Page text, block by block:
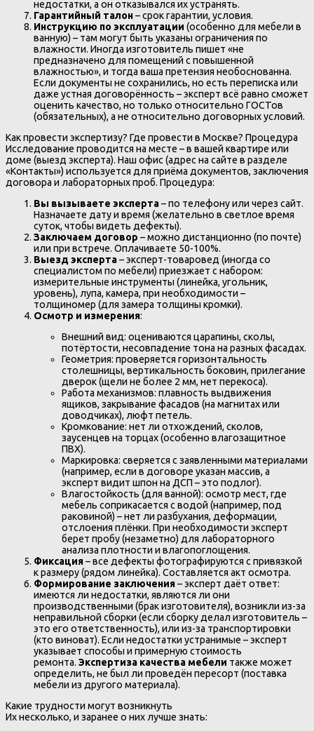
недостатки, а он отказывался их устранять.
Гарантийный талон– срок гарантии, условия.
Инструкцию по эксплуатации (особенно для мебели в
ванную) – там могут быть указаны ограничения по
влажности. Иногда изготовитель пишет «не
предназначено для помещений с повышенной
влажностью», и тогда ваша претензия необоснованна.
Если документы не сохранились, но есть переписка или
даже устная договорённость – эксперт всё равно сможет
оценить качество, но только относительно ГОСТов
(обязательных), а не относительно договорных условий.
Как провести экспертизу? Где провести в Москве? Процедура
Исследование проводится на месте – в вашей квартире или
доме (выезд эксперта). Наш офис (адрес на сайте в разделе
«Контакты») используется для приёма документов, заключения
договора и лабораторных проб. Процедура:
Вы вызываете эксперта– по телефону или через сайт.
Назначаете дату и время (желательно в светлое время
суток, чтобы видеть дефекты).
Заключаем договор – можно дистанционно (по почте)
или при встрече. Оплачиваете 50-100%.
Выезд эксперта– эксперт-товаровед (иногда со
специалистом по мебели) приезжает с набором:
измерительные инструменты (линейка, угольник,
уровень), лупа, камера, при необходимости –
толщиномер (для замера толщины кромки).
Осмотр и измерения:
Внешний вид: оцениваются царапины, сколы,
потёртости, несовпадение тона на разных фасадах.
Геометрия: проверяется горизонтальность
столешницы, вертикальность боковин, прилегание
дверок (щели не более 2 мм, нет перекоса).
Работа механизмов: плавность выдвижения
ящиков, закрывание фасадов (на магнитах или
доводчиках), люфт петель.
Кромкование: нет ли отхождений, сколов,
заусенцев на торцах (особенно влагозащитное
ПВХ).
Маркировка: сверяется с заявленными материалами
(например, если в договоре указан массив, а
эксперт видит шпон на ДСП – это подлог).
Влагостойкость (для ванной): осмотр мест, где
мебель соприкасается с водой (например, под
раковиной) – нет ли разбухания, деформации,
отслоения плёнки. При необходимости эксперт
берет пробу (незаметно) для лабораторного
анализа плотности и влагопоглощения.
Фиксация– все дефекты фотографируются с привязкой
к размеру (рядом линейка). Составляется акт осмотра.
Формирование заключения– эксперт даёт ответ:
имеются ли недостатки, являются ли они
производственными (брак изготовителя), возникли из-за
неправильной сборки (если сборку делал изготовитель –
это его ответственность), или из-за транспортировки
(кто виноват). Если недостатки устранимые – эксперт
указывает способы и примерную стоимость
ремонта. Экспертиза качества мебели также может
определить, не был ли проведён пересорт (поставка
мебели из другого материала).
Какие трудности могут возникнуть
Их несколько, и заранее о них лучше знать: